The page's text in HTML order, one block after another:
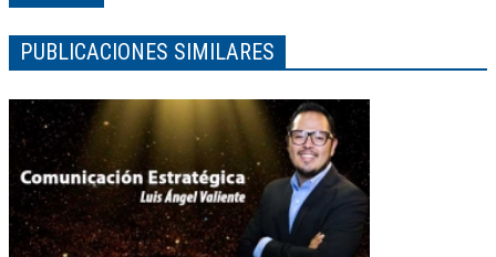
PUBLICACIONES SIMILARES